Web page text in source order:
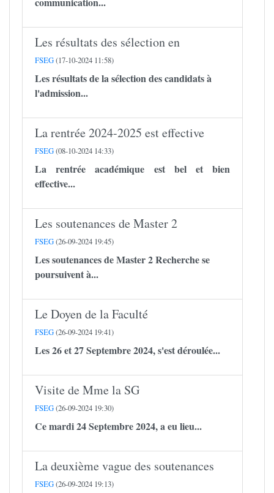
Les résultats des sélection en
FSEG(17-10-2024 11:58)
Les résultats de la sélection des candidats à
l'admission...
La rentrée 2024-2025 est effective
FSEG(08-10-2024 14:33)
La rentrée académique est bel et bien
effective...
Les soutenances de Master 2
FSEG(26-09-2024 19:45)
Les soutenances de Master 2 Recherche se
poursuivent à...
Le Doyen de la Faculté
FSEG(26-09-2024 19:41)
Les 26 et 27 Septembre 2024, s'est déroulée...
Visite de Mme la SG
FSEG(26-09-2024 19:30)
Ce mardi 24 Septembre 2024, a eu lieu...
La deuxième vague des soutenances
FSEG(26-09-2024 19:13)